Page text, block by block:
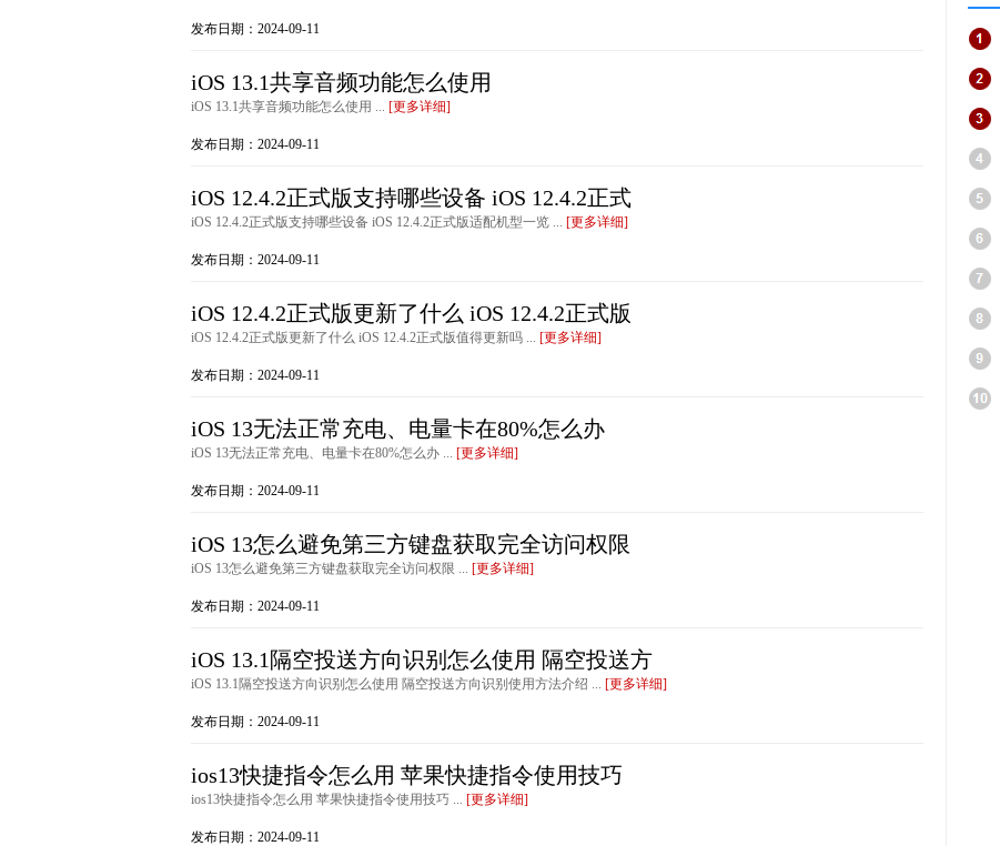
发布日期：2024-09-11
iOS 13.1共享音频功能怎么使用
iOS 13.1共享音频功能怎么使用 ... [更多详细]
发布日期：2024-09-11
iOS 12.4.2正式版支持哪些设备 iOS 12.4.2正式
iOS 12.4.2正式版支持哪些设备 iOS 12.4.2正式版适配机型一览 ... [更多详细]
发布日期：2024-09-11
iOS 12.4.2正式版更新了什么 iOS 12.4.2正式版
iOS 12.4.2正式版更新了什么 iOS 12.4.2正式版值得更新吗 ... [更多详细]
发布日期：2024-09-11
iOS 13无法正常充电、电量卡在80%怎么办
iOS 13无法正常充电、电量卡在80%怎么办 ... [更多详细]
发布日期：2024-09-11
iOS 13怎么避免第三方键盘获取完全访问权限
iOS 13怎么避免第三方键盘获取完全访问权限 ... [更多详细]
发布日期：2024-09-11
iOS 13.1隔空投送方向识别怎么使用 隔空投送方
iOS 13.1隔空投送方向识别怎么使用 隔空投送方向识别使用方法介绍 ... [更多详细]
发布日期：2024-09-11
ios13快捷指令怎么用 苹果快捷指令使用技巧
ios13快捷指令怎么用 苹果快捷指令使用技巧 ... [更多详细]
发布日期：2024-09-11